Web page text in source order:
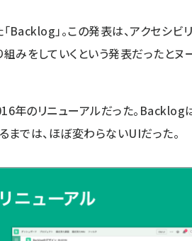
」。この発表は、アクセシビ
みをしていくという発表だったとヌ
年のリニューアルだった。Backlog
までは、ほぼ変わらないUIだった。